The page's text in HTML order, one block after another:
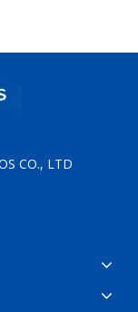
CO., LTD